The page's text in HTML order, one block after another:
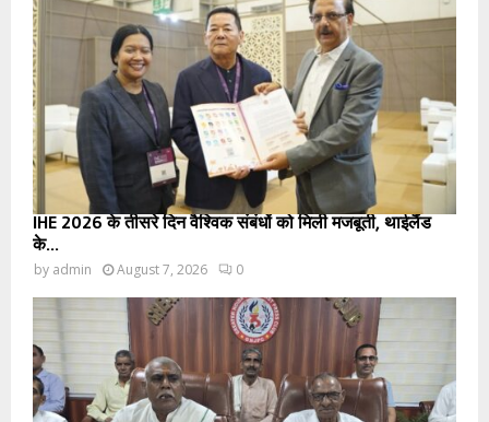
IHE 2026 के तीसरे दिन वैश्विक संबंधों को मिली मजबूती, थाईलैंड
के...
by admin August 7, 2026 0